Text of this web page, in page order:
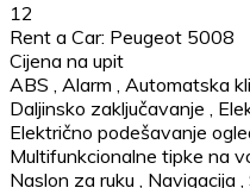
12
Rent a Car: Peugeot 5008
Cijena na upit
ABS , Alarm , Automatska
Daljinsko zaključavanje ,
Električno podešavanje
Multifunkcionalne tipke na
Naslon za ruku , Navigacija ,